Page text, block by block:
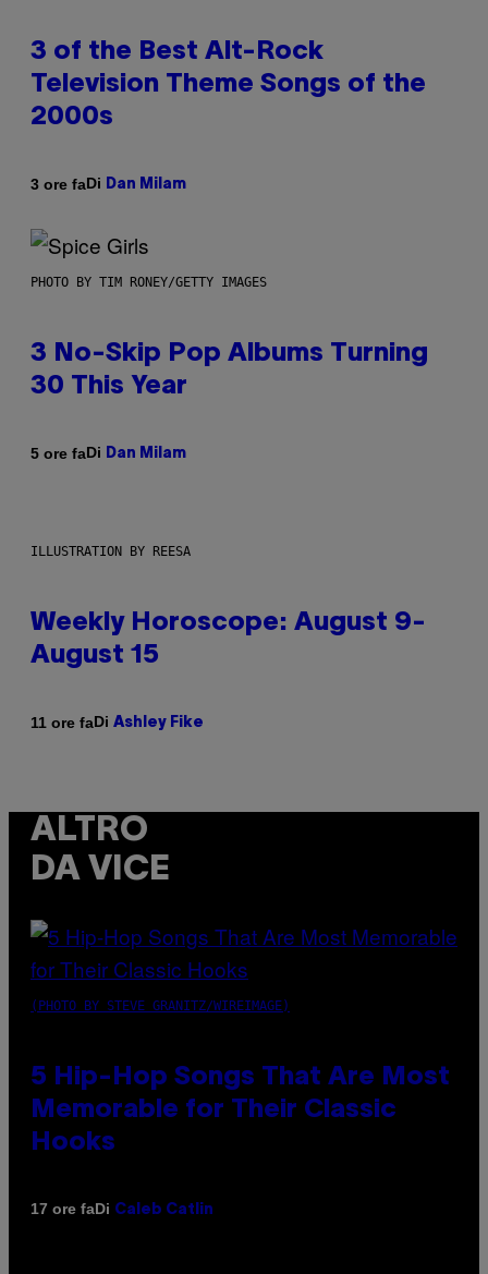
3 of the Best Alt-Rock
Television Theme Songs of the
2000s
3 ore faDi Dan Milam
PHOTO BY TIM RONEY/GETTY IMAGES
3 No-Skip Pop Albums Turning
30 This Year
5 ore faDi Dan Milam
ILLUSTRATION BY REESA
Weekly Horoscope: August 9-
August 15
11 ore faDi Ashley Fike
ALTRO
DA VICE
(PHOTO BY STEVE GRANITZ/WIREIMAGE)
5 Hip-Hop Songs That Are Most
Memorable for Their Classic
Hooks
17 ore faDi Caleb Catlin